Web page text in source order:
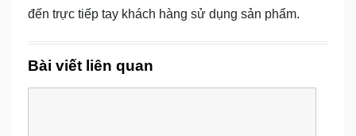
đến trực tiếp tay khách hàng sử dụng sản phẩm.
Bài viết liên quan